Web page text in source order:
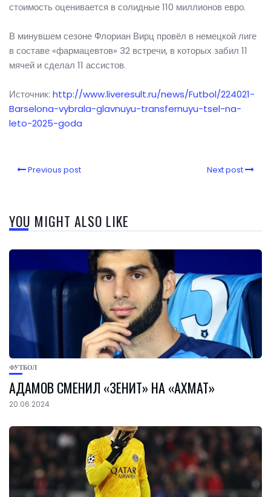
стоимость оценивается в солидные 110 миллионов евро.
В минувшем сезоне Флориан Вирц провёл в немецкой лиге
в составе «фармацевтов» 32 встречи, в которых забил 11
мячей и сделал 11 ассистов.
Источник: http://www.liveresult.ru/news/Futbol/224021-
Barselona-vybrala-glavnuyu-transfernuyu-tsel-na-
leto-2025-goda
Previous post Next post
YOU MIGHT ALSO LIKE
ФУТБОЛ
АДАМОВ СМЕНИЛ «ЗЕНИТ» НА «АХМАТ»
20.06.2024